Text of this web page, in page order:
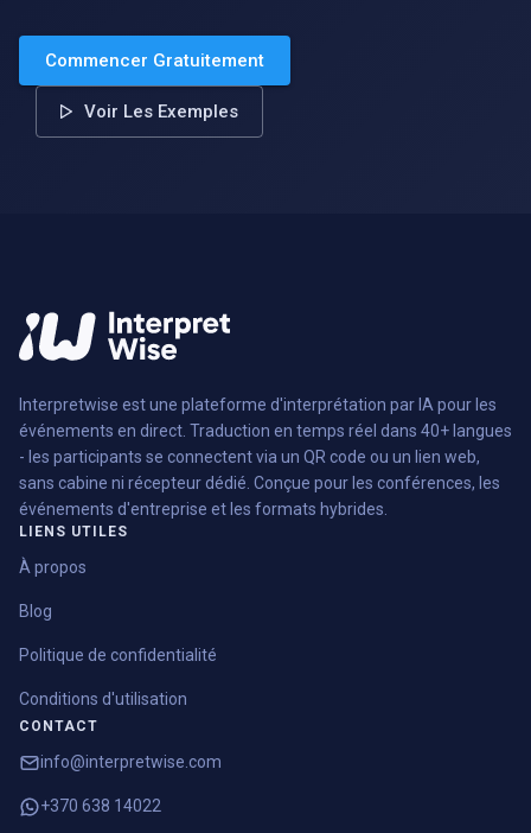
Commencer Gratuitement
Voir Les Exemples
Interpretwise est une plateforme d'interprétation par IA pour les
événements en direct. Traduction en temps réel dans 40+ langues
- les participants se connectent via un QR code ou un lien web,
sans cabine ni récepteur dédié. Conçue pour les conférences, les
événements d'entreprise et les formats hybrides.
LIENS UTILES
À propos
Blog
Politique de confidentialité
Conditions d'utilisation
CONTACT
info@interpretwise.com
+370 638 14022